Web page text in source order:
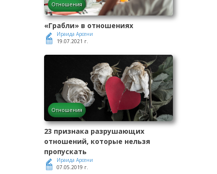
Отношения
«Грабли» в отношениях
Ираида Арсени
19.07.2021 г.
Отношения
23 признака разрушающих
отношений, которые нельзя
пропускать
Ираида Арсени
07.05.2019 г.